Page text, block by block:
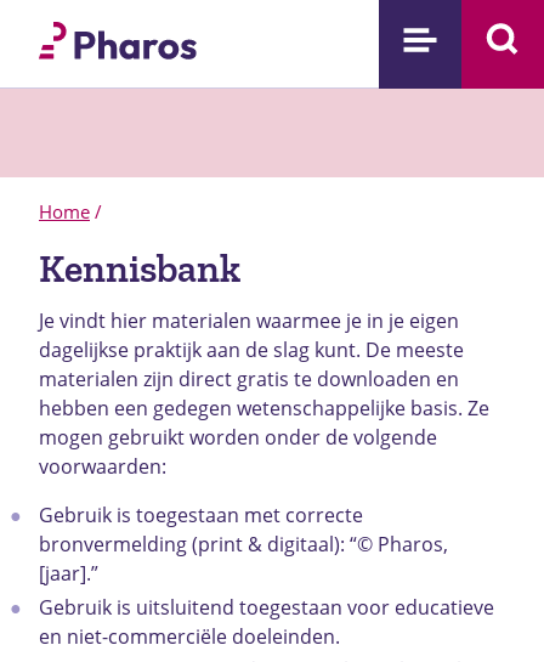
Home /
Kennisbank
Je vindt hier materialen waarmee je in je eigen
dagelijkse praktijk aan de slag kunt. De meeste
materialen zijn direct gratis te downloaden en
hebben een gedegen wetenschappelijke basis. Ze
mogen gebruikt worden onder de volgende
voorwaarden:
Gebruik is toegestaan met correcte
bronvermelding (print & digitaal): “© Pharos,
[jaar].”
Gebruik is uitsluitend toegestaan voor educatieve
en niet-commerciële doeleinden.